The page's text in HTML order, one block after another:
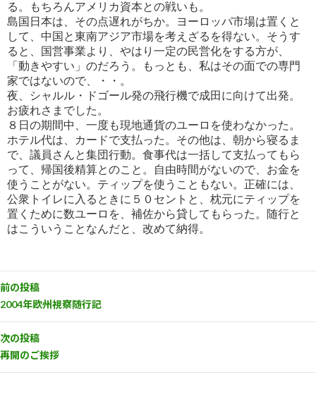
る。もちろんアメリカ資本との戦いも。
島国日本は、その点遅れがちか。ヨーロッパ市場は置くと
して、中国と東南アジア市場を考えざるを得ない。そうす
る と、国営事業より、やはり一定の民営化をする方が、
「動きやすい」のだろう。もっとも、私はその面での専門
家ではないので、・・。
夜、シャルル・ドゴール発の飛行機で成田に向けて出発。
お疲れさまでした。
８日の期間中、一度も現地通貨のユーロを使わなかった。
ホテル代は、カードで支払った。その他は、朝から寝るま
で、議員さんと集団行動。食事代は一括して支払ってもら
って、帰国後精算とのこと。自由時間がないので、お金を
使う ことがない。ティップを使うこともない。正確には、
公衆トイレに入るときに５０セントと、枕元にティップを
置くために数ユーロを、補佐から貸してもらった。随行と
はこういうことなんだと、改めて納得。
前の投稿
2004年欧州視察随行記
次の投稿
再開のご挨拶